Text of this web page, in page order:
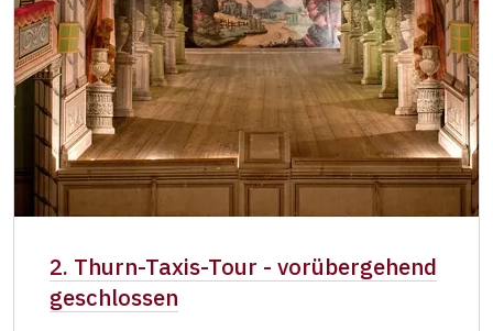
2. Thurn-Taxis-Tour - vorübergehend
geschlossen